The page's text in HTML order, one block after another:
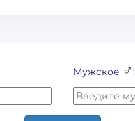
Мужское ♂: